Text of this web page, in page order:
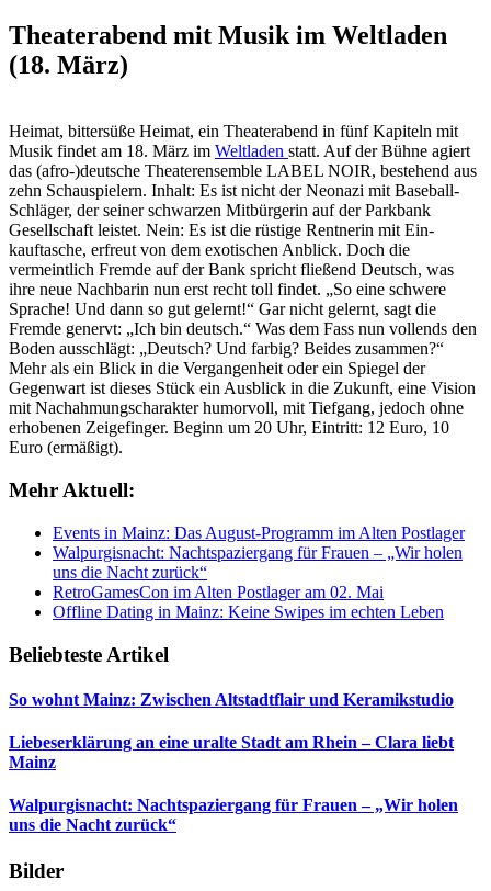
Theaterabend mit Musik im Weltladen
(18. März)
Heimat, bittersüße Heimat, ein Theaterabend in fünf Kapiteln mit
Musik findet am 18. März im Weltladen statt. Auf der Bühne agiert
das (afro-)deutsche Theaterensemble LABEL NOIR, bestehend aus
zehn Schauspielern. Inhalt: Es ist nicht der Neonazi mit Baseball-
Schläger, der seiner schwarzen Mitbürgerin auf der Parkbank
Gesellschaft leistet. Nein: Es ist die rüstige Rentnerin mit Ein­
kauftasche, erfreut von dem exotischen Anblick. Doch die
vermeintlich Fremde auf der Bank spricht fließend Deutsch, was
ihre neue Nachbarin nun erst recht toll findet. „So eine schwere
Sprache! Und dann so gut gelernt!“ Gar nicht gelernt, sagt die
Fremde genervt: „Ich bin deutsch.“ Was dem Fass nun vollends den
Bo­den ausschlägt: „Deutsch? Und farbig? Beides zusammen?“
Mehr als ein Blick in die Vergangenheit oder ein Spiegel der
Gegenwart ist dieses Stück ein Ausblick in die Zukunft, eine Vision
mit Nachahmungscharakter humorvoll, mit Tiefgang, jedoch ohne
erhobenen Zeigefinger. Beginn um 20 Uhr, Eintritt: 12 Euro, 10
Euro (ermäßigt).
Mehr Aktuell:
Events in Mainz: Das August-Programm im Alten Postlager
Walpurgisnacht: Nachtspaziergang für Frauen – „Wir holen
uns die Nacht zurück“
RetroGamesCon im Alten Postlager am 02. Mai
Offline Dating in Mainz: Keine Swipes im echten Leben
Beliebteste Artikel
So wohnt Mainz: Zwischen Altstadtflair und Keramikstudio
Liebeserklärung an eine uralte Stadt am Rhein – Clara liebt
Mainz
Walpurgisnacht: Nachtspaziergang für Frauen – „Wir holen
uns die Nacht zurück“
Bilder